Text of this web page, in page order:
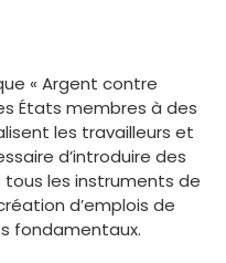
« Argent contre
États membres à des
les travailleurs et
d’introduire des
les instruments de
d’emplois de
fondamentaux.